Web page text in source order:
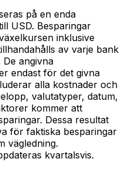
på en enda
USD. Besparingar
inklusive
av varje bank
angivna
endast för det givna
alla kostnader och
valutatyper, datum,
kommer att
Dessa resultat
för faktiska besparingar
vägledning.
kvartalsvis.